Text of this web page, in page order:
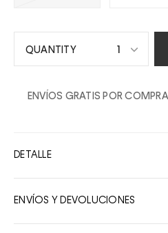
1
2ENVÍOS GRATIS POR
DETALLE
ENVÍOS Y DEVOLUCIONES